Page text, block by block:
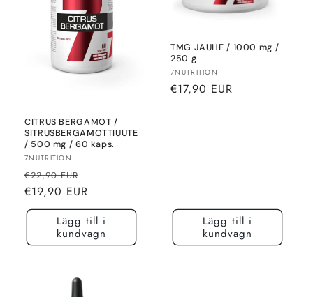
CITRUS BERGAMOT /
SITRUSBERGAMOTTIUUTE
/ 500 mg / 60 kaps.
Säljare:
7NUTRITION
Normalt
pris
€22,90 EUR
pris
€19,90 EUR
Lägg till i
kundvagn
TMG JAUHE / 1000 mg /
250 g
Säljare:
7NUTRITION
Normalt
€17,90 EUR
Lägg till i
kundvagn